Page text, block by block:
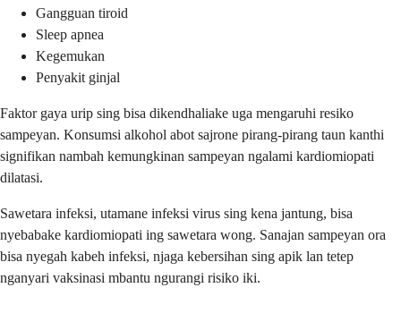
Gangguan tiroid
Sleep apnea
Kegemukan
Penyakit ginjal
Faktor gaya urip sing bisa dikendhaliake uga mengaruhi resiko
sampeyan. Konsumsi alkohol abot sajrone pirang-pirang taun kanthi
signifikan nambah kemungkinan sampeyan ngalami kardiomiopati
dilatasi.
Sawetara infeksi, utamane infeksi virus sing kena jantung, bisa
nyebabake kardiomiopati ing sawetara wong. Sanajan sampeyan ora
bisa nyegah kabeh infeksi, njaga kebersihan sing apik lan tetep
nganyari vaksinasi mbantu ngurangi risiko iki.